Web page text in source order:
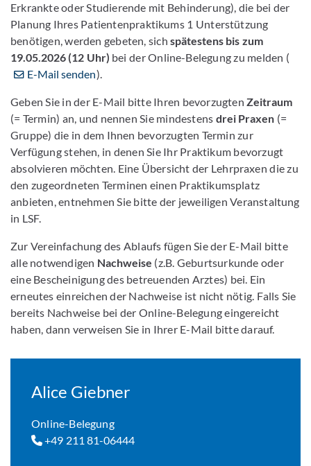
Erkrankte oder Studierende mit Behinderung), die bei der
Planung Ihres Patientenpraktikums 1 Unterstützung
benötigen, werden gebeten, sich spätestens bis zum
19.05.2026 (12 Uhr) bei der Online-Belegung zu melden (
E-Mail senden).
Geben Sie in der E-Mail bitte Ihren bevorzugtenZeitraum
(= Termin) an, und nennen Sie mindestens drei Praxen (=
Gruppe) die in dem Ihnen bevorzugten Termin zur
Verfügung stehen, in denen Sie Ihr Praktikum bevorzugt
absolvieren möchten. Eine Übersicht der Lehrpraxen die zu
den zugeordneten Terminen einen Praktikumsplatz
anbieten, entnehmen Sie bitte der jeweiligen Veranstaltung
in LSF.
Zur Vereinfachung des Ablaufs fügen Sie der E-Mail bitte
alle notwendigen Nachweise (z.B. Geburtsurkunde oder
eine Bescheinigung des betreuenden Arztes) bei. Ein
erneutes einreichen der Nachweise ist nicht nötig. Falls Sie
bereits Nachweise bei der Online-Belegung eingereicht
haben, dann verweisen Sie in Ihrer E-Mail bitte darauf.
Alice Giebner
Online-Belegung
+49 211 81-06444